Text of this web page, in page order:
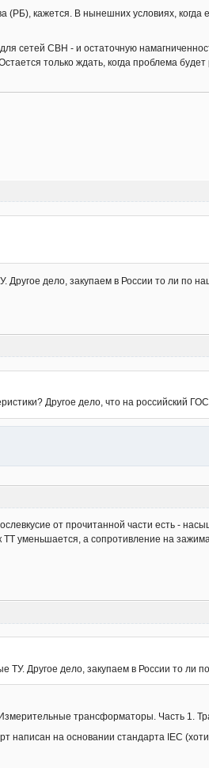
кажется. В нынешних условиях, когда
сетей СВН - и остаточную
только ждать, когда проблема
дело, закупаем в России то ли по
Другое дело, что на российский
от прочитанной части есть -
уменьшается, а сопротивление на
Другое дело, закупаем в России то ли
трансформаторы. Часть 1.
написан на основании стандарта IEC